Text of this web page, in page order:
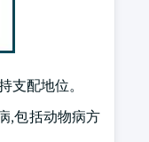
支配地位。
,包括动物病方